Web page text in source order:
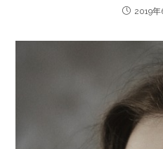
2019年